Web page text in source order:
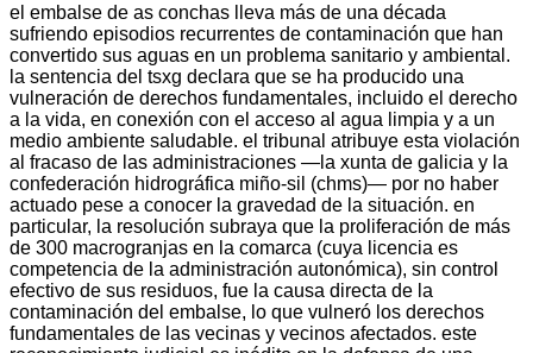
el embalse de as conchas lleva más de una década
sufriendo episodios recurrentes de contaminación que han
convertido sus aguas en un problema sanitario y ambiental.
la sentencia del tsxg declara que se ha producido una
vulneración de derechos fundamentales, incluido el derecho
a la vida, en conexión con el acceso al agua limpia y a un
medio ambiente saludable. el tribunal atribuye esta violación
al fracaso de las administraciones —la xunta de galicia y la
confederación hidrográfica miño-sil (chms)— por no haber
actuado pese a conocer la gravedad de la situación. en
particular, la resolución subraya que la proliferación de más
de 300 macrogranjas en la comarca (cuya licencia es
competencia de la administración autonómica), sin control
efectivo de sus residuos, fue la causa directa de la
contaminación del embalse, lo que vulneró los derechos
fundamentales de las vecinas y vecinos afectados. este